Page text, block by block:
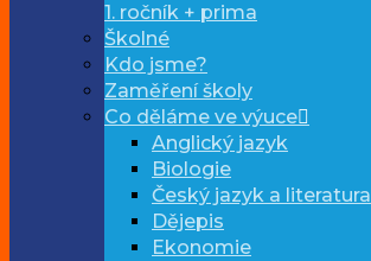
1. ročník + prima
Školné
Kdo jsme?
Zaměření školy
Co děláme ve výuce
Anglický jazyk
Biologie
Český jazyk a literatura
Dějepis
Ekonomie